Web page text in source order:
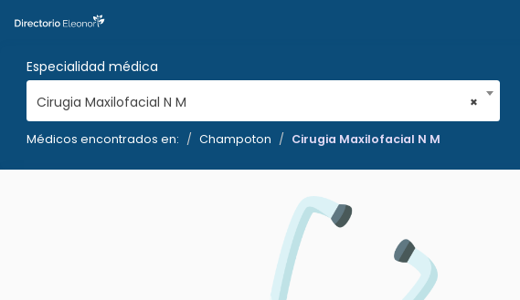
Especialidad médica
×
Cirugia Maxilofacial N M
Médicos encontrados en: Champoton Cirugia Maxilofacial N M